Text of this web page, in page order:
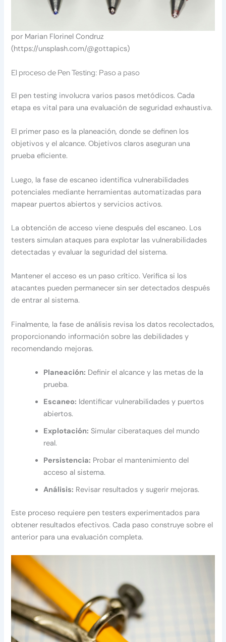
por Marian Florinel Condruz
(https://unsplash.com/@gottapics)
El proceso de Pen Testing: Paso a paso
El pen testing involucra varios pasos metódicos. Cada
etapa es vital para una evaluación de seguridad exhaustiva.
El primer paso es la planeación, donde se definen los
objetivos y el alcance. Objetivos claros aseguran una
prueba eficiente.
Luego, la fase de escaneo identifica vulnerabilidades
potenciales mediante herramientas automatizadas para
mapear puertos abiertos y servicios activos.
La obtención de acceso viene después del escaneo. Los
testers simulan ataques para explotar las vulnerabilidades
detectadas y evaluar la seguridad del sistema.
Mantener el acceso es un paso crítico. Verifica si los
atacantes pueden permanecer sin ser detectados después
de entrar al sistema.
Finalmente, la fase de análisis revisa los datos recolectados,
proporcionando información sobre las debilidades y
recomendando mejoras.
Planeación: Definir el alcance y las metas de la
prueba.
Escaneo: Identificar vulnerabilidades y puertos
abiertos.
Explotación: Simular ciberataques del mundo
real.
Persistencia: Probar el mantenimiento del
acceso al sistema.
Análisis: Revisar resultados y sugerir mejoras.
Este proceso requiere pen testers experimentados para
obtener resultados efectivos. Cada paso construye sobre el
anterior para una evaluación completa.